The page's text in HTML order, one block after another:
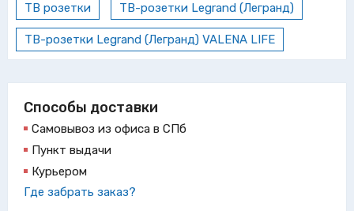
ТВ розетки ТВ-розетки Legrand (Легранд)
ТВ-розетки Legrand (Легранд) VALENA LIFE
Способы доставки
Самовывоз из офиса в СПб
Пункт выдачи
Курьером
Где забрать заказ?